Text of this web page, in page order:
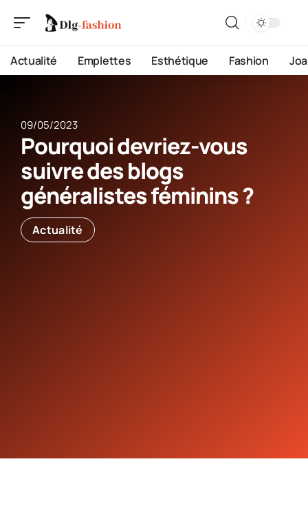
Actualité Emplettes Esthétique Fashion
09/05/2023
Pourquoi devriez-vous
suivre des blogs
généralistes féminins ?
Actualité